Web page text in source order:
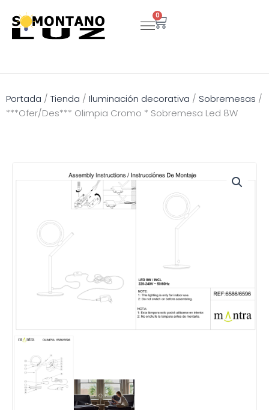
contenido
0
Carrito
Portada / Tienda / Iluminación decorativa / Sobremesas /
***Ofer/Des*** Olimpia Cromo * Sobremesa Led 8W